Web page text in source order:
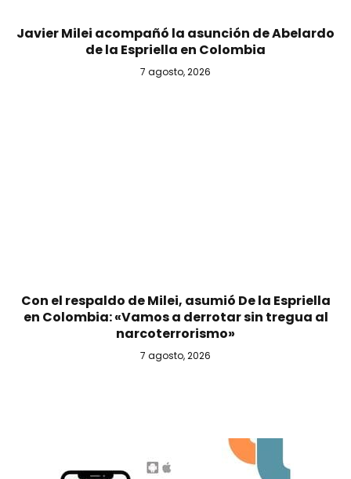
Javier Milei acompañó la asunción de Abelardo
de la Espriella en Colombia
7 agosto, 2026
Con el respaldo de Milei, asumió De la Espriella
en Colombia: «Vamos a derrotar sin tregua al
narcoterrorismo»
7 agosto, 2026